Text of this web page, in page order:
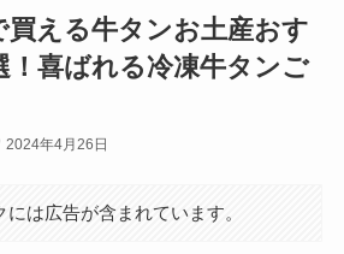
買える牛タンお土産おす
！喜ばれる冷凍牛タンご
2024年4月26日
は広告が含まれています。